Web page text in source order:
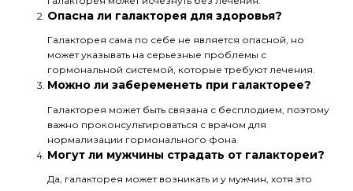
Опасна ли галакторея для здоровья?
Галакторея сама по себе не является опасной, но
может указывать на серьезные проблемы с
гормональной системой, которые требуют лечения.
Можно ли забеременеть при галакторее?
Галакторея может быть связана с бесплодием, поэтому
важно проконсультироваться с врачом для
нормализации гормонального фона.
Могут ли мужчины страдать от галактореи?
Да, галакторея может возникать и у мужчин, хотя это